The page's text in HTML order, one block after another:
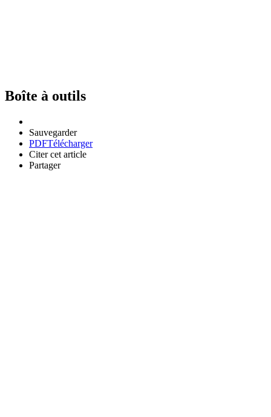
Boîte à outils
Sauvegarder
PDFTélécharger
Citer cet article
Partager